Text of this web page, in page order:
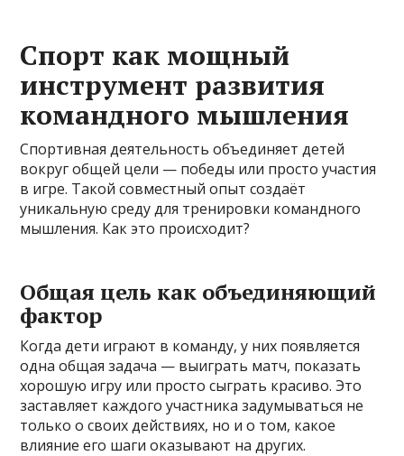
Спорт как мощный
инструмент развития
командного мышления
Спортивная деятельность объединяет детей
вокруг общей цели — победы или просто участия
в игре. Такой совместный опыт создаёт
уникальную среду для тренировки командного
мышления. Как это происходит?
Общая цель как объединяющий
фактор
Когда дети играют в команду, у них появляется
одна общая задача — выиграть матч, показать
хорошую игру или просто сыграть красиво. Это
заставляет каждого участника задумываться не
только о своих действиях, но и о том, какое
влияние его шаги оказывают на других.